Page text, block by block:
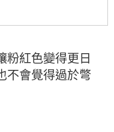
粉紅色變得更日
不會覺得過於彆